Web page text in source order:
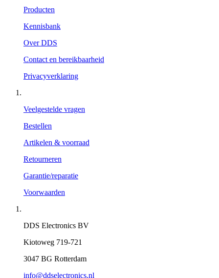
Producten
Kennisbank
Over DDS
Contact en bereikbaarheid
Privacyverklaring
Veelgestelde vragen
Bestellen
Artikelen & voorraad
Retourneren
Garantie/reparatie
Voorwaarden
DDS Electronics BV
Kiotoweg 719-721
3047 BG Rotterdam
info@ddselectronics.nl